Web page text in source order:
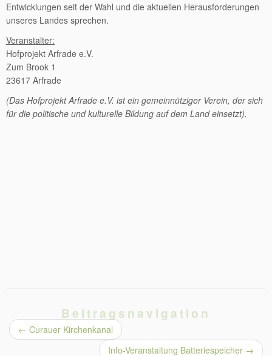
Entwicklungen seit der Wahl und die aktuellen Herausforderungen
unseres Landes sprechen.
Veranstalter:
Hofprojekt Arfrade e.V.
Zum Brook 1
23617 Arfrade
(Das Hofprojekt Arfrade e.V. ist ein gemeinnütziger Verein, der sich
für die politische und kulturelle Bildung auf dem Land einsetzt).
Beitragsnavigation
← Curauer Kirchenkanal
Info-Veranstaltung Batteriespeicher →